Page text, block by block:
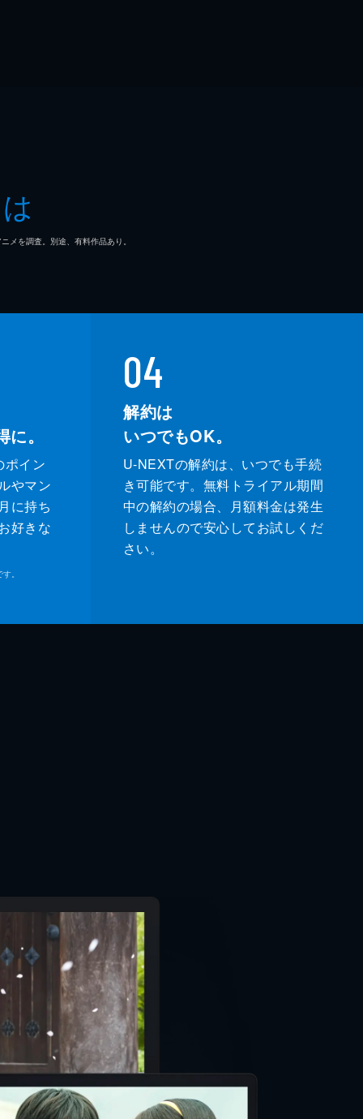
を調査。別途、有料作品あり。
。
ポイン
やマン
に持ち
好きな
。
04
解約は
いつでもOK。
U-NEXTの解約は、いつでも手続
き可能です。無料トライアル期間
中の解約の場合、月額料金は発生
しませんので安心してお試しくだ
さい。